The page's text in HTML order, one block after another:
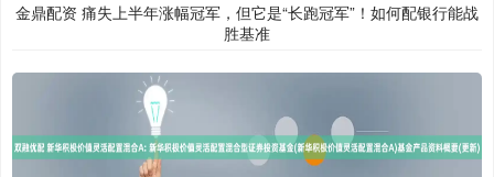
金鼎配资 痛失上半年涨幅冠军，但它是“长跑冠军”！如何配银行能战
胜基准